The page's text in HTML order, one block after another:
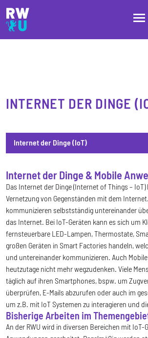
Direkt zum Inhalt
Direkt zur Hauptnavigation
Direkt zum Fußbereich
INTERNET DER DINGE
Internet der Dinge (IoT)
Internet der Dinge (IoT)
Internet der Dinge & Mobile
Das Internet der Dinge (Internet of Things –
Vernetzung von Gegenständen mit dem
kommunizieren selbstständig untereinander
das Internet. Bei IoT-Geräten kann es sich um
fernsteuerbare LED-Lampen, Thermostate,
großen Geräten in Smart Factories handeln,
und untereinander kommunizieren. Auch
heutzutage nicht mehr wegzudenken. Viele
täglich auf ihren Smartphones, bspw. um
überprüfen, E-Mails abzurufen oder auch im
um z.B. mit IoT Systemen zu interagieren und
Bisherige Arbeiten im
An der RWU wird in diversen Bereichen mit IoT-